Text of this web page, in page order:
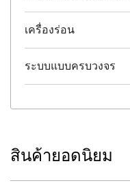
เครื่องร่อน
ระบบแบบครบวงจร
สินค้ายอดนิยม